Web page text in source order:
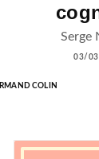
Serge
03/
COLIN